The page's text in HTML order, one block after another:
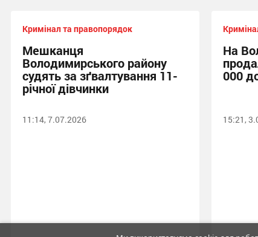
Кримінал та правопорядок
Мешканця
Володимирського району
судять за зґвалтування 11-
річної дівчинки
11:14, 7.07.2026
На
000
15:21,